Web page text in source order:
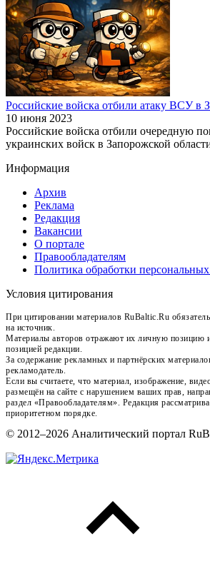
Российские войска отбили атаку ВСУ в
10 июня 2023
Российские войска отбили очередную
украинских войск в Запорожской
Информация
Архив
Реклама
Редакция
Вакансии
О портале
Правообладателям
Политика обработки
Условия цитирования
При цитировании материалов RuBaltic.Ru
на источник.
Материалы авторов отражают их личную позицию и
позицией редакции.
За содержание рекламных и партнёрских
рекламодатель.
Если вы считаете, что материал, изображение,
размещён на сайте с нарушением ваших прав,
раздел «Правообладателям». Редакция
приоритетном порядке.
© 2012–2026 Аналитический портал